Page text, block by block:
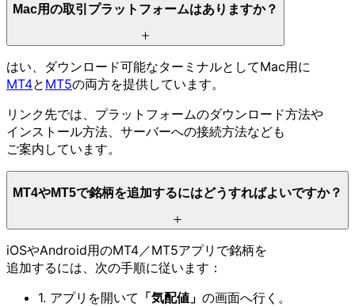
Mac用の取引プラットフォームはありますか？
はい、 ダウンロード可能なターミナルと してMac用に
MT4と MT5の両方を提供しています。
リンク先では、 プラットフォームのダウンロード方法や
インストール方法、 サーバーへの接続方法なども
ご案内しています。
MT4やMT5で銘柄を追加するにはどうすればよいですか？
iOSやAndroid用のMT4／MT5アプリで銘柄を
追加するには、 次の手順に従います：
1. アプリを開いて 「気配値」 の画面へ行く。